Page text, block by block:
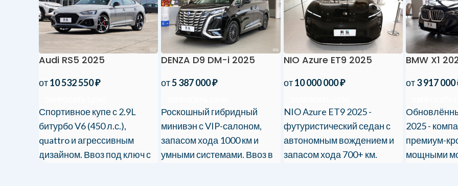
Audi RS5 2025
от10 532 550₽
Спортивное купе с 2.9L
битурбо V6 (450 л.с.),
quattro и агрессивным
дизайном. Ввоз под ключ с
DENZA D9 DM-i 2025
от5 387 000₽
Роскошный гибридный
минивэн с VIP-салоном,
запасом хода 1000 км и
умными системами. Ввоз в
NIO Azure ET9 2025
от10 000 000₽
NIO Azure ET9 2025 -
футуристический седан с
автономным вождением и
запасом хода 700+ км.
BMW X1
от3 917 000
2025 -
премиум-
мощными